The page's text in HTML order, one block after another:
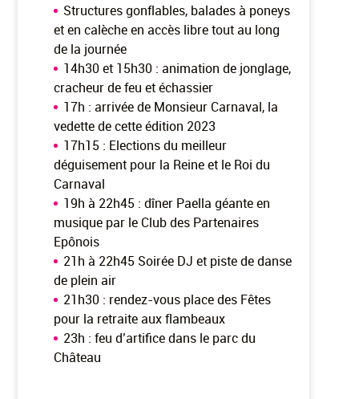
Structures gonflables, balades à poneys
et en calèche en accès libre tout au long
de la journée
14h30 et 15h30 : animation de jonglage,
cracheur de feu et échassier
17h : arrivée de Monsieur Carnaval, la
vedette de cette édition 2023
17h15 : Elections du meilleur
déguisement pour la Reine et le Roi du
Carnaval
19h à 22h45 : dîner Paella géante en
musique par le Club des Partenaires
Epônois
21h à 22h45 Soirée DJ et piste de danse
de plein air
21h30 : rendez-vous place des Fêtes
pour la retraite aux flambeaux
23h : feu d’artifice dans le parc du
Château